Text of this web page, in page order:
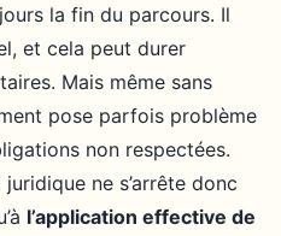
la fin du parcours. Il
et cela peut durer
Mais même sans
pose parfois problème
non respectées.
ne s’arrête donc
l’application effective de